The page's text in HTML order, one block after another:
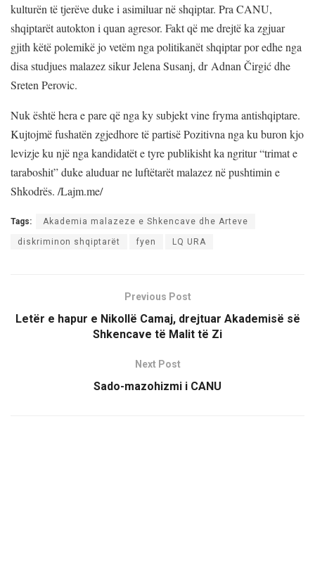
kulturën të tjerëve duke i asimiluar në shqiptar. Pra CANU,
shqiptarët autokton i quan agresor. Fakt që me drejtë ka zgjuar
gjith këtë polemikë jo vetëm nga politikanët shqiptar por edhe nga
disa studjues malazez sikur Jelena Susanj, dr Adnan Čirgić dhe
Sreten Perovic.
Nuk është hera e pare që nga ky subjekt vine fryma antishqiptare.
Kujtojmë fushatën zgjedhore të partisë Pozitivna nga ku buron kjo
levizje ku një nga kandidatët e tyre publikisht ka ngritur “trimat e
taraboshit” duke aluduar ne luftëtarët malazez në pushtimin e
Shkodrës. /Lajm.me/
Tags: Akademia malazeze e Shkencave dhe Arteve
diskriminon shqiptarët fyen LQ URA
Previous Post
Letër e hapur e Nikollë Camaj, drejtuar Akademisë së
Shkencave të Malit të Zi
Next Post
Sado-mazohizmi i CANU